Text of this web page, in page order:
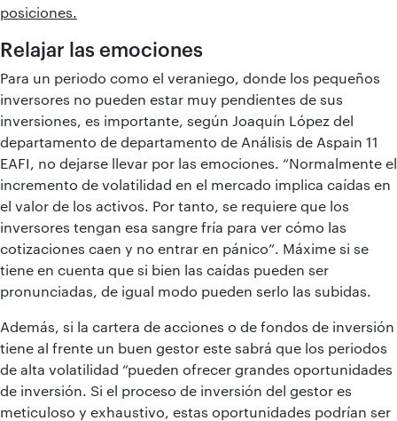
posiciones.
Relajar las emociones
Para un periodo como el veraniego, donde los pequeños
inversores no pueden estar muy pendientes de sus
inversiones, es importante, según Joaquín López del
departamento de departamento de Análisis de Aspain 11
EAFI, no dejarse llevar por las emociones. “Normalmente el
incremento de volatilidad en el mercado implica caídas en
el valor de los activos. Por tanto, se requiere que los
inversores tengan esa sangre fría para ver cómo las
cotizaciones caen y no entrar en pánico”. Máxime si se
tiene en cuenta que si bien las caídas pueden ser
pronunciadas, de igual modo pueden serlo las subidas.
Además, si la cartera de acciones o de fondos de inversión
tiene al frente un buen gestor este sabrá que los periodos
de alta volatilidad “pueden ofrecer grandes oportunidades
de inversión. Si el proceso de inversión del gestor es
meticuloso y exhaustivo, estas oportunidades podrían ser